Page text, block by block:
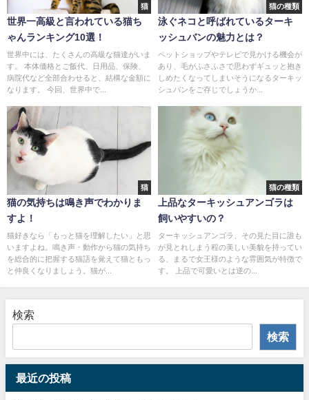
猫
世界一高級と言われている猫ち
ゃんランキング10選！
世界中には、たくさんの高級な猫達がいま
す。 本体価格とご飯代、日用品、保険、
病院代など全部合わせると、結構な金額に
なります。 今回、世界中で...
猫の種類
泳ぐネコと呼ばれているターキ
ッシュバンの魅力とは？
ペットショップやテレビで見かける機会が
あり、毛がふさふさで思わずギュッと抱き
しめたくなってしまいそうになるターキッ
シュバンをご存じでしょうか...
猫
猫の気持ちは鳴き声でわかりま
すよ！
猫好きなら「もっと猫を理解したい」と思
いますよね。鳴き声・動作から猫の気持ち
を総合的に把握する猫語を覚えて猫ともっ
と仲良くなりましょう。猫が...
猫の種類
上品なターキッシュアンゴラは
飼いやすいの？
ターキッシュアンゴラ、その見た目に誰も
が見とれしまう程の美しい美貌を持ってい
る、まるで女王様のような雰囲気が特徴で
す。 上品で可愛いとは逆の...
検索
検索
最近の投稿